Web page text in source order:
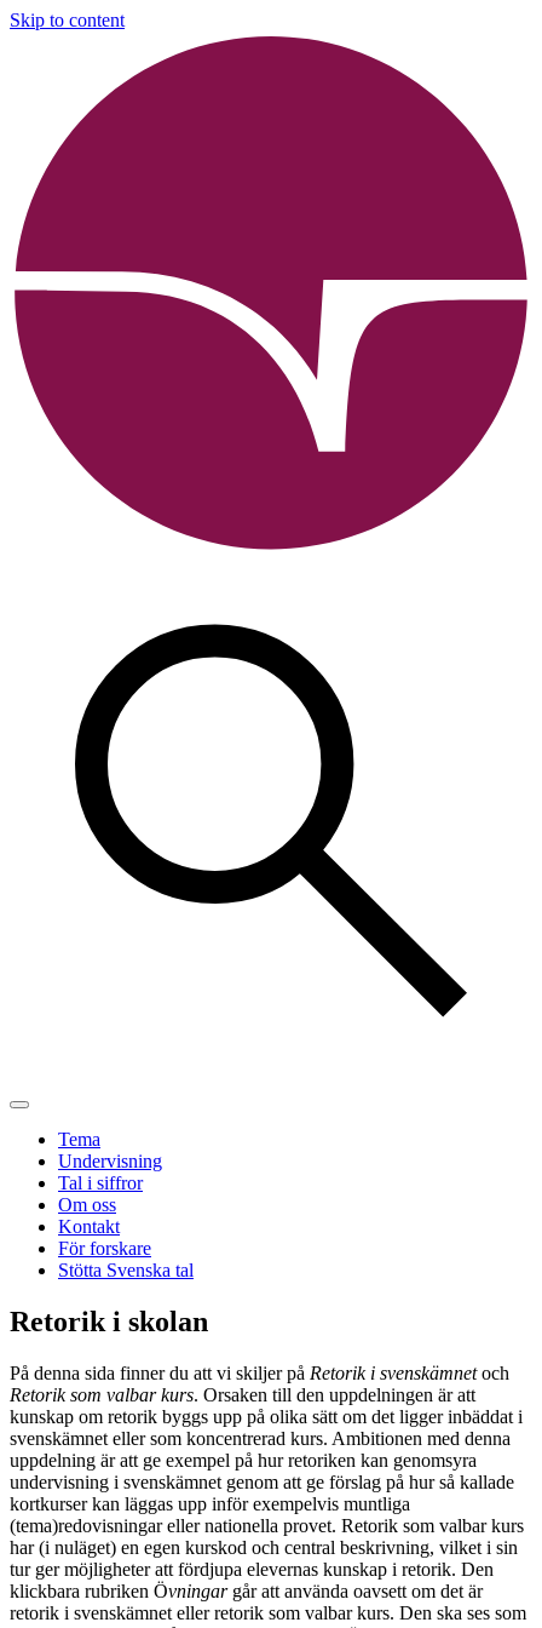
Skip to content
Tema
Undervisning
Tal i siffror
Om oss
Kontakt
För forskare
Stötta Svenska tal
Retorik i skolan
På denna sida finner du att vi skiljer på Retorik i svenskämnetoch
Retorik som valbar kurs. Orsaken till den uppdelningen är att
kunskap om retorik byggs upp på olika sätt om det ligger inbäddat i
svenskämnet eller som koncentrerad kurs. Ambitionen med denna
uppdelning är att ge exempel på hur retoriken kan genomsyra
undervisning i svenskämnet genom att ge förslag på hur så kallade
kortkurser kan läggas upp inför exempelvis muntliga
(tema)redovisningar eller nationella provet. Retorik som valbar kurs
har (i nuläget) en egen kurskod och central beskrivning, vilket i sin
tur ger möjligheter att fördjupa elevernas kunskap i retorik. Den
klickbara rubriken Övningargår att använda oavsett om det är
retorik i svenskämnet eller retorik som valbar kurs. Den ska ses som